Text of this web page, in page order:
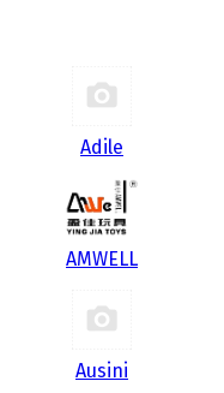
Adile
AMWELL
Ausini